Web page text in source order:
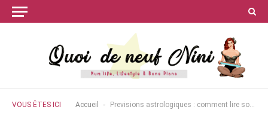
VOUS ÊTES ICI Accueil - Previsions astrologiques : comment lire son horoscope correctement ?